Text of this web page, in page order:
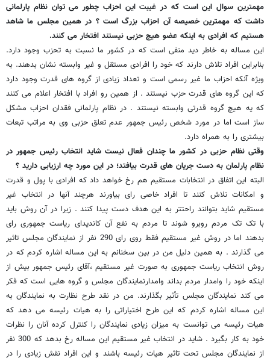
مهمترین سوال این است که در غیبت این احزاب چطور می توان نظام پارلمانی
داشت که مهمترین خصیصه آن احزاب بزرگ است ؟ در همین مجلس ما شاهد
هستیم که افرادی به اینکه عضو هیچ حزبی نیستند افتخار می کنند.
این مساله به خاطر دید منفی است که در کشور ما نسبت به تحزب وجود دارد.
بنابراین افراد تلاش دارند که خود را افرادی مستقل و غیر وابسته نشان بدهند. به
ویژه آنکه احزاب ما غیر رسمی است و تعداد زیادی از گروه های قدرت وجود دارد
که این گروه های قدرت حزب نیستند . از همین رو افراد با افتخار اعلام می کنند
که یه هیچ گروه قدرتی وابسته نیستند . در نظام پارلمانی فقدان احزاب مشکل
ساز است اما در مورد شخص رئیس جمهور عدم تعلق حزبی وی به مراتب تبعات
بیشتری را به همراه دارد.
وقتی نظام حزبی در کشور ما چندان فعال نیست شاید انتخاب رئیس جمهور در
نظام پارلمان به دست جریان های قدرت بیافتد؛ در این مورد چه ارزیابی دارید ؟
البته این اتفاق در انتخابات مستقیم هم رخ خواهد داد که افرادی با پول و قدرت
و امکانات تلاش کنند تا افراد خاصی رای بیاورند هرچند آنها در انتخاب غیر
مستقیم شاید بتوانند راحتتر به این هدف دست پیدا کنند . زیرا در آن روش باید
با تک تک مردم روبرو شوند تا مردم به نفع آن کاندیدای ریاست جمهوری رای
بدهند اما در روش غیر مستقیم فقط روی رای 290 نفر از نمایندگان مجلس تاثیر
می گذارند . به همین دلیل من در بین سخنانم به این مساله اشاره کردم که در
روش انتخاب ریاست جمهوری به صورت غیر مستقیم ،آقای رئیس جمهور بیش از
اینکه خود را وامدار مردم بداند وامدارنمایندگان مجلس و گروه هایی است که فکر
می کند نمایندگان مجلس تأثیر بگذارند. من در نقد طرح نظارت به نمایندگان به
این مساله اشاره کردم که این طرح اختیاراتی را به هیات رئیسه می دهد که
هیات رئیسه می توانست به میزان زیادی نمایندگان را کنترل کرده آنان را نظرات
خود به کار بگیرد . شاید در انتخاب غیر مستقیم این مساله رخ بدهد که 300 نفر
از نمایندگان مجلس تحت تاثیر هیات رئیسه باشند و این افراد نقش زیادی را در